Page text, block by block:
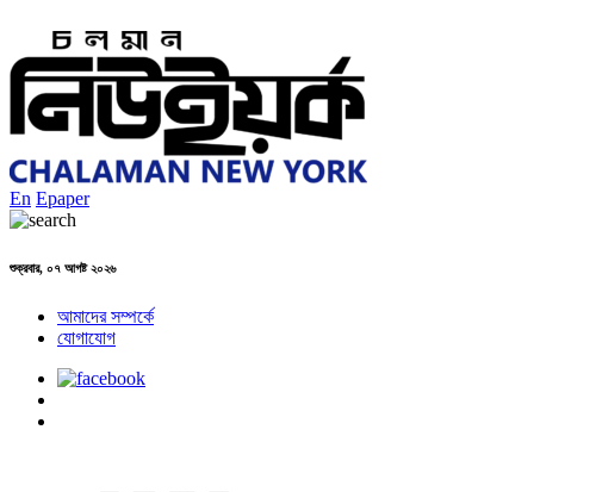
En Epaper
শুক্রবার, ০৭ আগষ্ট ২০২৬
আমাদের সম্পর্কে
যোগাযোগ